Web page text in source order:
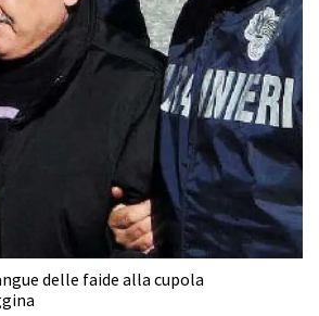
delle faide alla cupola